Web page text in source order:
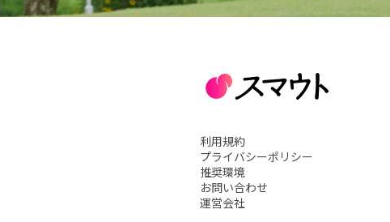
利用規約
プライバシーポリシー
推奨環境
お問い合わせ
運営会社